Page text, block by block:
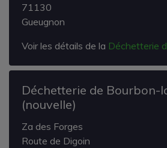
71130
Gueugnon
Voir les détails de la Déchetterie
Déchetterie de Bourbon-
(nouvelle)
Za des Forges
Route de Digoin